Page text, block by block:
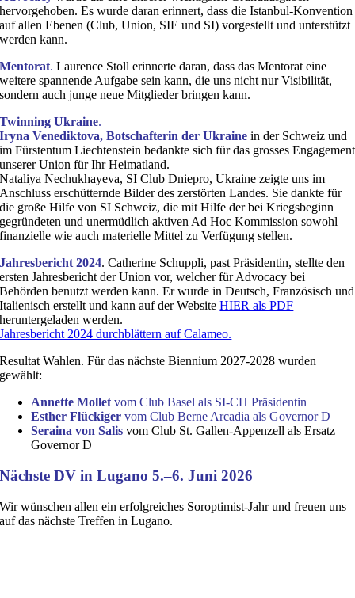
hervorgehoben. Es wurde daran erinnert, dass die Istanbul-Konvention
auf allen Ebenen (Club, Union, SIE und SI) vorgestellt und unterstützt
werden kann.
Mentorat. Laurence Stoll erinnerte daran, dass das Mentorat eine
weitere spannende Aufgabe sein kann, die uns nicht nur Visibilität,
sondern auch junge neue Mitglieder bringen kann.
Twinning Ukraine.
Iryna Venediktova, Botschafterin der Ukraine in der Schweiz und
im Fürstentum Liechtenstein bedankte sich für das grosses Engagement
unserer Union für Ihr Heimatland.
Nataliya Nechukhayeva, SI Club Dniepro, Ukraine zeigte uns im
Anschluss erschütternde Bilder des zerstörten Landes. Sie dankte für
die große Hilfe von SI Schweiz, die mit Hilfe der bei Kriegsbeginn
gegründeten und unermüdlich aktiven Ad Hoc Kommission sowohl
finanzielle wie auch materielle Mittel zu Verfügung stellen.
Jahresbericht 2024. Catherine Schuppli, past Präsidentin, stellte den
ersten Jahresbericht der Union vor, welcher für Advocacy bei
Behörden benutzt werden kann. Er wurde in Deutsch, Französisch und
Italienisch erstellt und kann auf der WebsiteHIER als PDF
heruntergeladen werden.
Jahresbericht 2024 durchblättern auf Calameo.
Resultat Wahlen. Für das nächste Biennium 2027-2028 wurden
gewählt:
Annette Molletvom Club Basel als SI-CH Präsidentin
Esther Flückiger vom Club Berne Arcadia als Governor D
Seraina von Salis vom Club St. Gallen-Appenzell als Ersatz
Governor D
Nächste DV in Lugano 5.–6. Juni 2026
Wir wünschen allen ein erfolgreiches Soroptimist-Jahr und freuen uns
auf das nächste Treffen in Lugano.